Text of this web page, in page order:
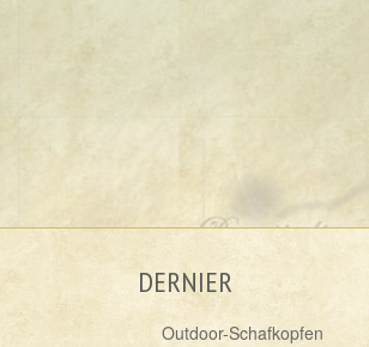
DERNIER
Outdoor-Schafkopfen